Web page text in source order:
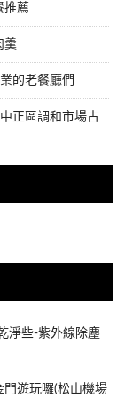
推薦
羹
的老餐廳們
正區調和市場古
淨些-紫外線除塵
門遊玩囉(松山機場